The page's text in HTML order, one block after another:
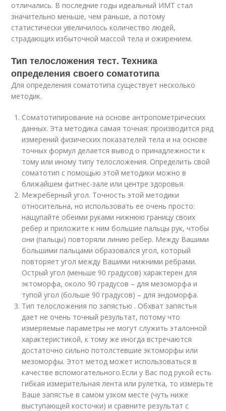
отличались. В последние годы идеальный ИМТ стал
значительно меньше, чем раньше, а потому
статистически увеличилось количество людей,
страдающих избыточной массой тела и ожирением.
Тип телосложения тест. Техника
определения своего соматотипа
Для определения соматотипа существует несколько
методик.
Соматотипирование на основе антропометрических
данных. Эта методика самая точная: производится ряд
измерений физических показателей тела и на основе
точных формул делается вывод о принадлежности к
тому или иному типу телосложения. Определить свой
соматотип с помощью этой методики можно в
ближайшем фитнес-зале или центре здоровья.
Межреберный угол. Точность этой методики
относительна, но использовать ее очень просто:
нащупайте обеими руками нижнюю границу своих
ребер и приложите к ним большие пальцы рук, чтобы
они (пальцы) повторяли линию ребер. Между Вашими
большими пальцами образовался угол, который
повторяет угол между Вашими нижними ребрами.
Острый угол (меньше 90 градусов) характерен для
эктоморфа, около 90 градусов – для мезоморфа и
тупой угол (больше 90 градусов) – для эндоморфа.
Тип телосложения по запястью . Обхват запястья
дает не очень точный результат, потому что
измеряемые параметры не могут служить эталонной
характеристикой, к тому же иногда встречаются
достаточно сильно потолстевшие эктоморфы или
мезоморфы. Этот метод может использоваться в
качестве вспомогательного.Если у Вас под рукой есть
гибкая измерительная лента или рулетка, то измерьте
Ваше запястье в самом узком месте (чуть ниже
выступающей косточки) и сравните результат с